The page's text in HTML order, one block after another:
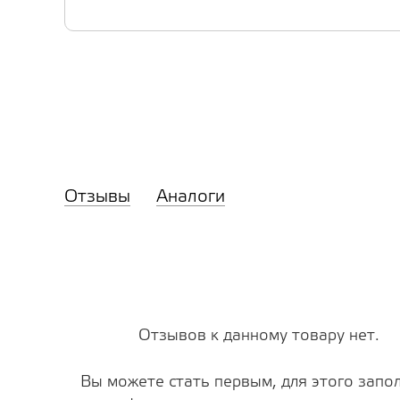
Отзывы Аналоги
Отзывов к данному товару нет.
Вы можете стать первым, для этого